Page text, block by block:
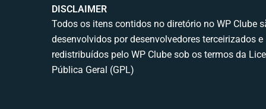
DISCLAIMER
Todos os itens contidos no diretório no WP Clube
desenvolvidos por desenvolvedores terceirizados e
redistribuídos pelo WP Clube sob os termos da
Pública Geral (GPL)